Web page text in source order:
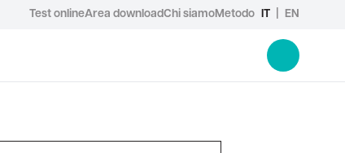
Test onlineArea downloadChi siamoMetodo IT EN